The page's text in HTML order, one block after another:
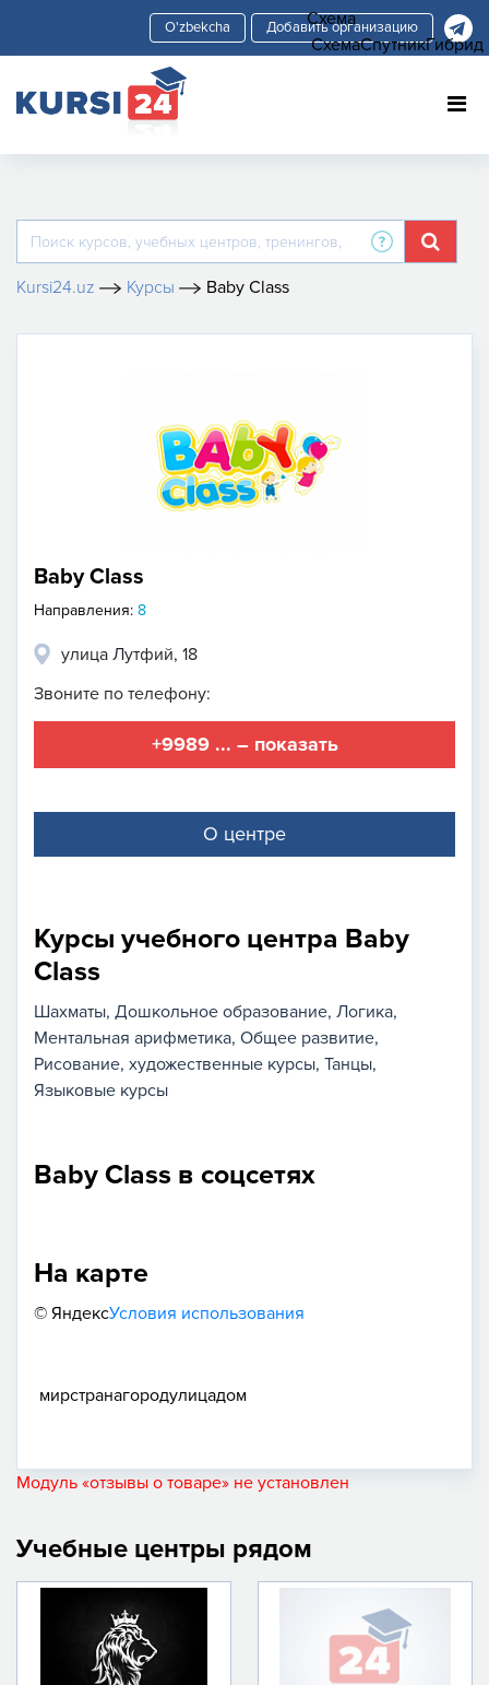
Добавить организацию
Kursi24.uz Курсы Baby Class
Baby Class
Направления: 8
улица Лутфий, 18
Звоните по телефону:
+9989 ... – показать
О центре
Курсы учебного центра Baby
Class
Шахматы Дошкольное образование Логика
Ментальная арифметика Общее развитие
Рисование, художественные курсы Танцы
Языковые курсы
Baby Class в соцсетях
На карте
© ЯндексУсловия использования
Схема
СхемаСпутникГибрид
мирстранагородулицадом
Модуль «отзывы о товаре» не установлен
Учебные центры рядом